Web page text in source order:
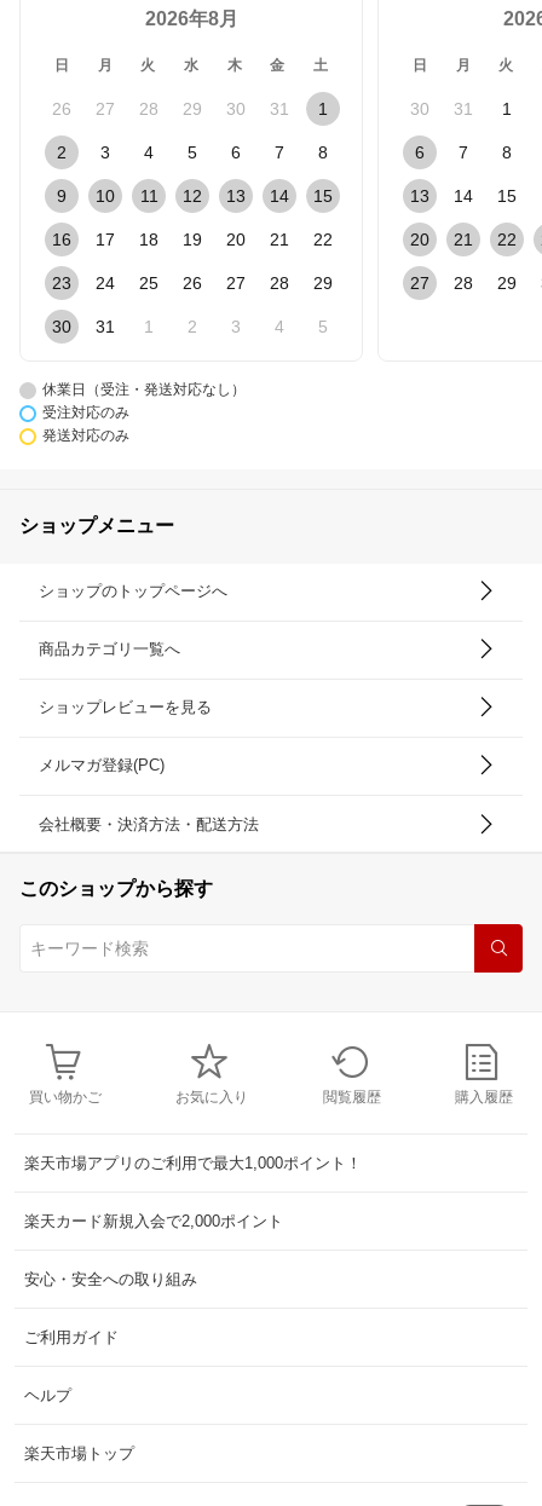
2026年8月
日 月 火 水 木 金 土
26 27 28 29 30 31 1
2 3 4 5 6 7 8
9 10 11 12 13 14 15
16 17 18 19 20 21 22
23 24 25 26 27 28 29
30 31 1 2 3 4 5
日 月 火
30 31 1
6 7 8
13 14 15
20 21 22
27 28 29
休業日（受注・発送対応なし）
受注対応のみ
発送対応のみ
ショップメニュー
ショップのトップページへ
商品カテゴリ一覧へ
ショップレビューを見る
メルマガ登録(PC)
会社概要・決済方法・配送方法
このショップから探す
買い物かご お気に入り 閲覧履歴 購入履歴
楽天市場アプリのご利用で最大1,000ポイント！
楽天カード新規入会で2,000ポイント
安心・安全への取り組み
ご利用ガイド
ヘルプ
楽天市場トップ